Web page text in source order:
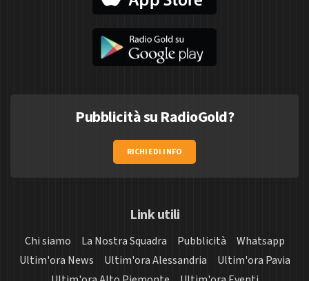
Pubblicità su RadioGold?
RICHIEDI INFO
Link utili
Chi siamo La Nostra Squadra Pubblicità
Whatsapp
Ultim'ora News
Ultim'ora Alessandria
Ultim'ora Pavia